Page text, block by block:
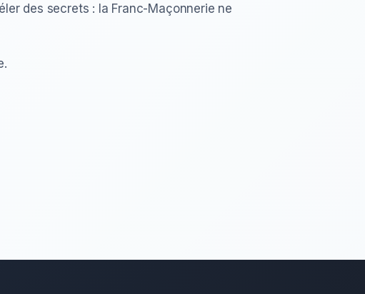
des secrets : la Franc-Maçonnerie ne